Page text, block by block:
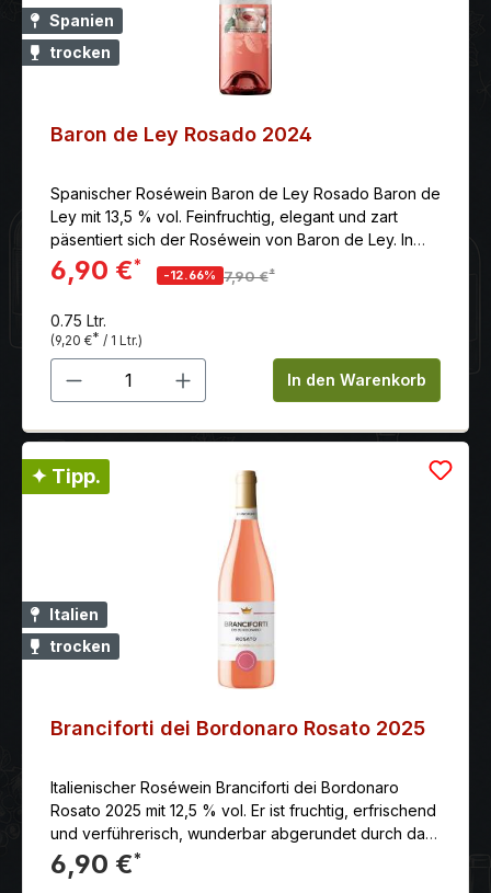
Spanien
trocken
Baron de Ley Rosado 2024
Spanischer Roséwein Baron de Ley Rosado Baron de
Ley mit 13,5 % vol. Feinfruchtig, elegant und zart
päsentiert sich der Roséwein von Baron de Ley. In
seiner einzigartigen Verführungskraft mit Noten von
Waldbeeren, Erdbeeren und Himbeeren. Das
Barón de Ley Rosé Anbaugebiet: Spanien - Ri
Erzeuger: Baron De Ley, S.A. Rebsorten: 100%
Tempranillo Farbe: rosé Reifegrad: Genießen
Beschreibung:Der Barón de Ley Rosé ist ein
roten Tempranillo-Traube gewonnen. Feinfruchtig,
elegant und zart päsentiert er sich mit einer sehr
dezenten Säure und einem frischen, leichten
Geschmack. Serviervorschlag: Ideal zu Reisgerichten,
Gemüsegratins und leichter Pasta. lagerungsfähig bis
(mind.): 2023 optimal trinkreif: jetzt schon trinkbar:
6,90 €*
-12.66% 7,90 €*
0.75 Ltr.
(9,20 €* / 1 Ltr.)
Produkt Anzahl: Gib denIn den Warenkorb
✦ Tipp.
Italien
trocken
Branciforti dei Bordonaro Rosato 2025
Italienischer Roséwein Branciforti dei Bordonaro
Rosato 2025 mit 12,5 % vol. Er ist fruchtig, erfrischend
und verführerisch, wunderbar abgerundet durch das
angenehme Säurespiel.Anbaugebiet:
SizilienErzeuger: Branciforti Rebsorten: Petit Verdot,
6,90 €*